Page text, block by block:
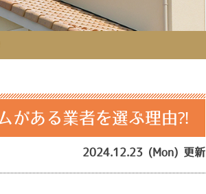
がある業者を選ぶ理由⁈
2024.12.23 (Mon) 更新